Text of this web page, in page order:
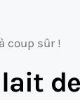
coup sûr !